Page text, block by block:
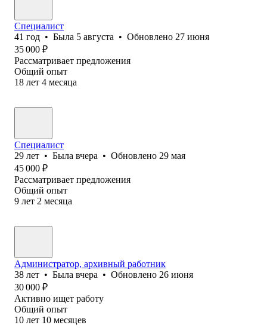
Специалист
41 год • Была 5 августа • Обновлено 27 июня
35 000 ₽
Рассматривает предложения
Общий опыт
18 лет 4 месяца
Специалист
29 лет • Была вчера • Обновлено 29 мая
45 000 ₽
Рассматривает предложения
Общий опыт
9 лет 2 месяца
Администратор, архивный работник
38 лет • Была вчера • Обновлено 26 июня
30 000 ₽
Активно ищет работу
Общий опыт
10 лет 10 месяцев